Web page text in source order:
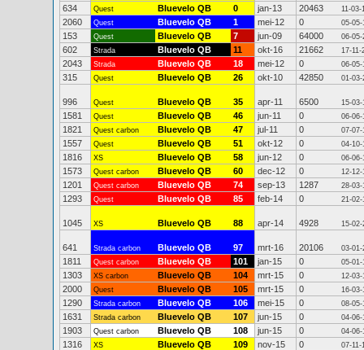
634 Quest Bluevelo QB 0 jan-13 20463 11-03-
2060 Quest Bluevelo QB 1 mei-12 0 05-05-
153 Quest Bluevelo QB 7 jun-09 64000 06-05-
602 Strada Bluevelo QB 11 okt-16 21662 17-11-
2043 Strada Bluevelo QB 18 mei-12 0 06-05-
315 Quest Bluevelo QB 26 okt-10 42850 01-03-
996 Quest Bluevelo QB 35 apr-11 6500 15-03-
1581 Quest Bluevelo QB 46 jun-11 0 06-06-
1821 Quest carbon Bluevelo QB 47 jul-11 0 07-07-
1557 Quest Bluevelo QB 51 okt-12 0 04-10-
1816 XS Bluevelo QB 58 jun-12 0 06-06-
1573 Quest carbon Bluevelo QB 60 dec-12 0 12-12-
1201 Quest carbon Bluevelo QB 74 sep-13 1287 28-03-
1293 Quest Bluevelo QB 85 feb-14 0 21-02-
1045 XS Bluevelo QB 88 apr-14 4928 15-02-
641 Strada carbon Bluevelo QB 97 mrt-16 20106 03-01-
1811 Quest carbon Bluevelo QB 101 jan-15 0 05-01-
1303 XS carbon Bluevelo QB 104 mrt-15 0 12-03-
2000 Quest Bluevelo QB 105 mrt-15 0 16-03-
1290 Strada carbon Bluevelo QB 106 mei-15 0 08-05-
1631 Strada carbon Bluevelo QB 107 jun-15 0 04-06-
1903 Quest carbon Bluevelo QB 108 jun-15 0 04-06-
1316 XS Bluevelo QB 109 nov-15 0 07-11-